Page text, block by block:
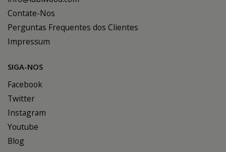
Contate-Nos
Perguntas Frequentes dos Clientes
Impressum
SIGA-NOS
Facebook
Twitter
Instagram
Youtube
Blog